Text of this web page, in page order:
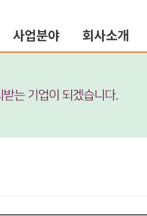
사업분야 회사소개